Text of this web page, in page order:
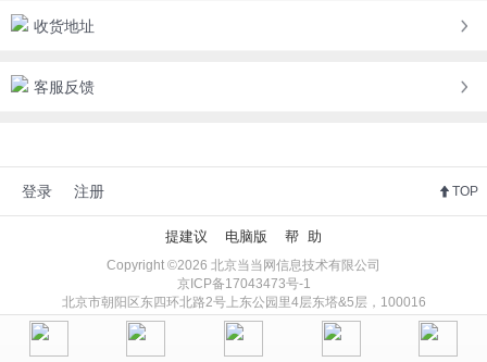
收货地址
客服反馈
登录 注册 TOP
提建议 电脑版 帮 助
Copyright ©2026 北京当当网信息技术有限公司
京ICP备17043473号-1
北京市朝阳区东四环北路2号上东公园里4层东塔&5层，100016